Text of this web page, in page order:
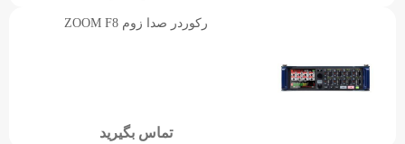
رکوردر صدا زوم ZOOM F8
تماس بگیرید